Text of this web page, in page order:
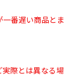
番遅い商品とま
際とは異なる場